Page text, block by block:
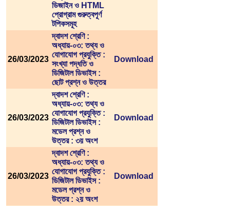
ডিজাইন ও HTML
প্রোগ্রাম গুরুত্বপূর্ণ
টপিকসমূহ
26/03/2023
দ্বাদশ শ্রেণি :
অধ্যায়-০৩: তথ্য ও
যোগাযোগ প্রযুক্তি :
সংখ্যা পদ্ধতি ও
ডিজিটাল ডিভাইস :
ছোট প্রশ্ন ও উত্তর
Download
26/03/2023
দ্বাদশ শ্রেণি :
অধ্যায়-০৩: তথ্য ও
যোগাযোগ প্রযুক্তি :
ডিজিটাল ডিভাইস :
মডেল প্রশ্ন ও
উত্তর : ৩য় অংশ
Download
26/03/2023
দ্বাদশ শ্রেণি :
অধ্যায়-০৩: তথ্য ও
যোগাযোগ প্রযুক্তি :
ডিজিটাল ডিভাইস :
মডেল প্রশ্ন ও
উত্তর : ২য় অংশ
Download